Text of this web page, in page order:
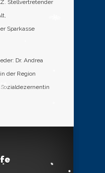
Stellvertretender
Sparkasse
Dr. Andrea
der Region